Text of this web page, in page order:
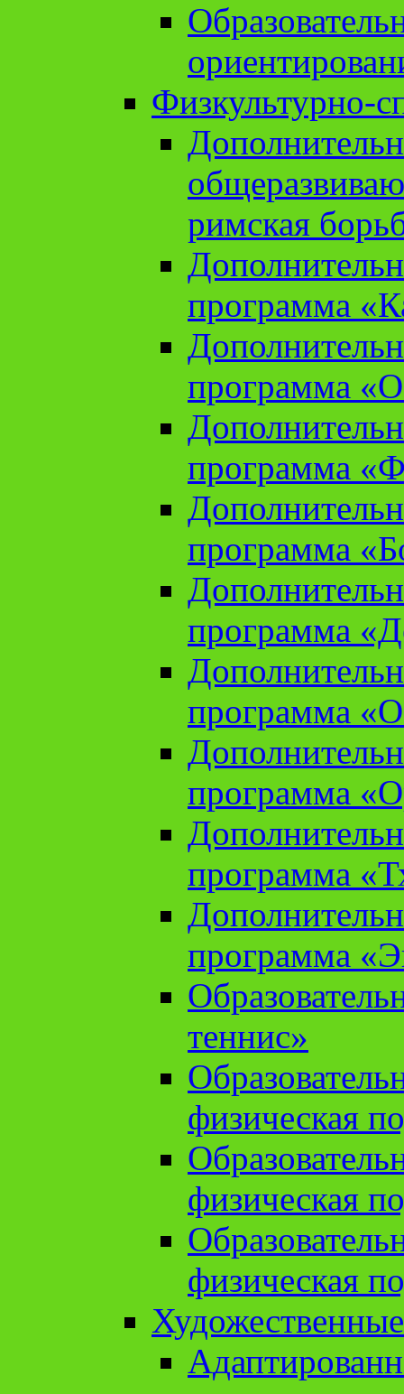
Физкультурно-
римская
программа
программа
программа
программа
программа
программа
программа
программа
программа
теннис»
физическая
физическая
физическая
Художественные